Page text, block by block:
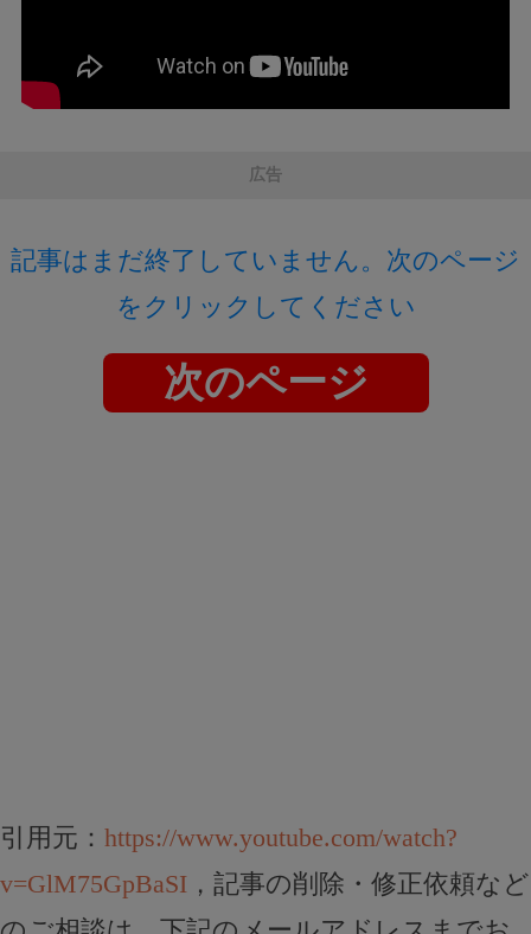
広告
記事はまだ終了していません。次のページ
をクリックしてください
次のページ
引用元： https://www.youtube.com/watch?
v=GlM75GpBaSI ，記事の削除・修正依頼など